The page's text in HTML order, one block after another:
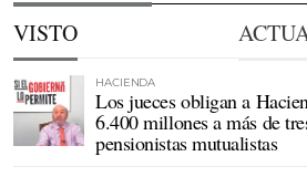
VISTO
HACIENDA
Los jueces obligan a
6.400 millones a más de
pensionistas mutualistas